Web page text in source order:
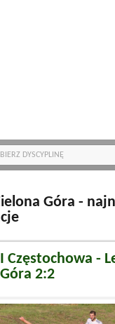
DYSCYPLINĘ
Góra -
Częstochowa -
2:2